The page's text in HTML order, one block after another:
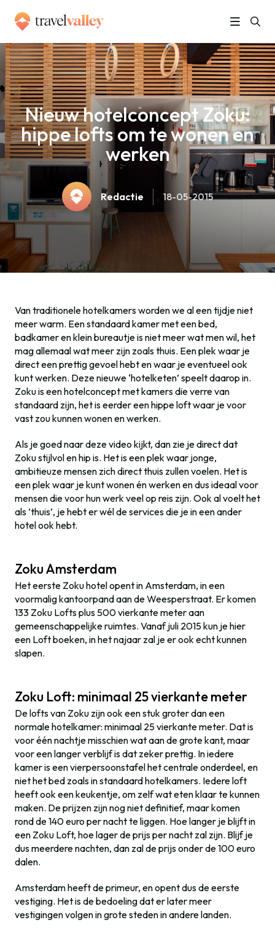
Home » Nieuw hotelconcept Zoku: hippe lofts om te wonen en werken
Nieuw hotelconcept Zoku:
hippe lofts om te wonen en
werken
Redactie 18-05-2015
Van traditionele hotelkamers worden we al een tijdje niet
meer warm. Een standaard kamer met een bed,
badkamer en klein bureautje is niet meer wat men wil, het
mag allemaal wat meer zijn zoals thuis. Een plek waar je
direct een prettig gevoel hebt en waar je eventueel ook
kunt werken. Deze nieuwe ‘hotelketen’ speelt daarop in.
Zoku is een hotelconcept met kamers die verre van
standaard zijn, het is eerder een hippe loft waar je voor
vast zou kunnen wonen en werken.
Als je goed naar deze video kijkt, dan zie je direct dat
Zoku stijlvol en hip is. Het is een plek waar jonge,
ambitieuze mensen zich direct thuis zullen voelen. Het is
een plek waar je kunt wonen én werken en dus ideaal voor
mensen die voor hun werk veel op reis zijn. Ook al voelt het
als ’thuis’, je hebt er wél de services die je in een ander
hotel ook hebt.
Zoku Amsterdam
Het eerste Zoku hotel opent in Amsterdam, in een
voormalig kantoorpand aan de Weesperstraat. Er komen
133 Zoku Lofts plus 500 vierkante meter aan
gemeenschappelijke ruimtes. Vanaf juli 2015 kun je hier
een Loft boeken, in het najaar zal je er ook echt kunnen
slapen.
Zoku Loft: minimaal 25 vierkante meter
De lofts van Zoku zijn ook een stuk groter dan een
normale hotelkamer: minimaal 25 vierkante meter. Dat is
voor één nachtje misschien wat aan de grote kant, maar
voor een langer verblijf is dat zeker prettig. In iedere
kamer is een vierpersoonstafel het centrale onderdeel, en
niet het bed zoals in standaard hotelkamers. Iedere loft
heeft ook een keukentje, om zelf wat eten klaar te kunnen
maken. De prijzen zijn nog niet definitief, maar komen
rond de 140 euro per nacht te liggen. Hoe langer je blijft in
een Zoku Loft, hoe lager de prijs per nacht zal zijn. Blijf je
dus meerdere nachten, dan zal de prijs onder de 100 euro
dalen.
Amsterdam heeft de primeur, en opent dus de eerste
vestiging. Het is de bedoeling dat er later meer
vestigingen volgen in grote steden in andere landen.